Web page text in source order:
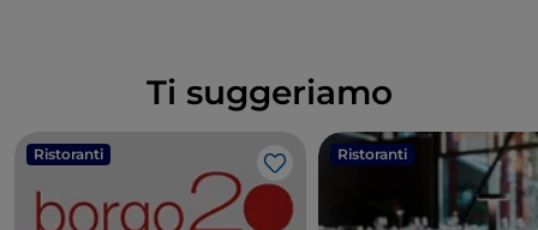
Ti suggeriamo
Ristoranti
Like
Ristoranti